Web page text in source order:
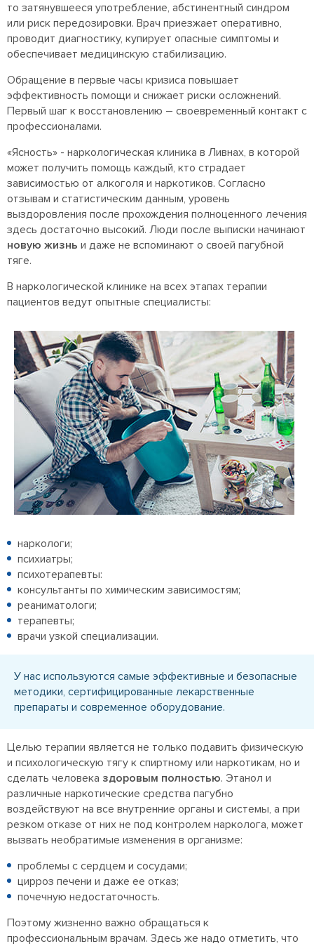
то затянувшееся употребление, абстинентный синдром
или риск передозировки. Врач приезжает оперативно,
проводит диагностику, купирует опасные симптомы и
обеспечивает медицинскую стабилизацию.
Обращение в первые часы кризиса повышает
эффективность помощи и снижает риски осложнений.
Первый шаг к восстановлению – своевременный контакт с
профессионалами.
«Ясность» - наркологическая клиника в Ливнах, в которой
может получить помощь каждый, кто страдает
зависимостью от алкоголя и наркотиков. Согласно
отзывам и статистическим данным, уровень
выздоровления после прохождения полноценного лечения
здесь достаточно высокий. Люди после выписки начинают
новую жизнь и даже не вспоминают о своей пагубной
тяге.
В наркологической клинике на всех этапах терапии
пациентов ведут опытные специалисты:
наркологи;
психиатры;
психотерапевты:
консультанты по химическим зависимостям;
реаниматологи;
терапевты;
врачи узкой специализации.
У нас используются самые эффективные и безопасные
методики, сертифицированные лекарственные
препараты и современное оборудование.
Целью терапии является не только подавить физическую
и психологическую тягу к спиртному или наркотикам, но и
сделать человека здоровым полностью. Этанол и
различные наркотические средства пагубно
воздействуют на все внутренние органы и системы, а при
резком отказе от них не под контролем нарколога, может
вызвать необратимые изменения в организме:
проблемы с сердцем и сосудами;
цирроз печени и даже ее отказ;
почечную недостаточность.
Поэтому жизненно важно обращаться к
профессиональным врачам. Здесь же надо отметить, что